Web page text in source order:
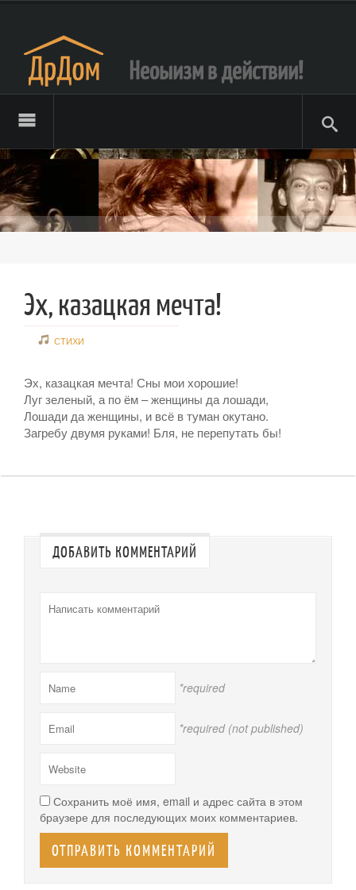
Неоыизм в действии!
Эх, казацкая мечта!
СТИХИ
Эх, казацкая мечта! Сны мои хорошие!
Луг зеленый, а по ём – женщины да лошади,
Лошади да женщины, и всё в туман окутано.
Загребу двумя руками! Бля, не перепутать бы!
ДОБАВИТЬ КОММЕНТАРИЙ
*required
*required (not published)
Сохранить моё имя, email и адрес сайта в этом
браузере для последующих моих комментариев.